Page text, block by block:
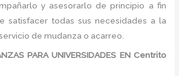
y asesorarlo de principio a fin
satisfacer todas sus necesidades a la
de mudanza o acarreo.
PARA UNIVERSIDADES EN Centrito